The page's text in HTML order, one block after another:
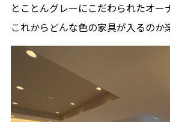
とことんグレーにこだわられたオー
これからどんな色の家具が入るのか